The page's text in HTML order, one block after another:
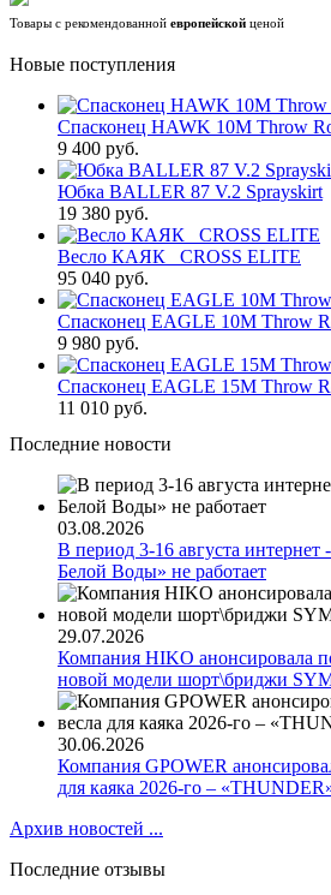
Товары с рекомендованной европейской ценой
Новые поступления
Спасконец HAWK 10M Throw
9 400 руб.
Юбка BALLER 87 V.2 Sprayskirt
19 380 руб.
Весло КАЯК_ CROSS ELITE
95 040 руб.
Спасконец EAGLE 10M Throw
9 980 руб.
Спасконец EAGLE 15M Throw
11 010 руб.
Последние новости
03.08.2026
В период 3-16 августа
Белой Воды» не работает
29.07.2026
Компания HIKO анонсировала
новой модели шорт\бриджи
30.06.2026
Компания GPOWER
для каяка 2026-го –
Архив новостей ...
Последние отзывы